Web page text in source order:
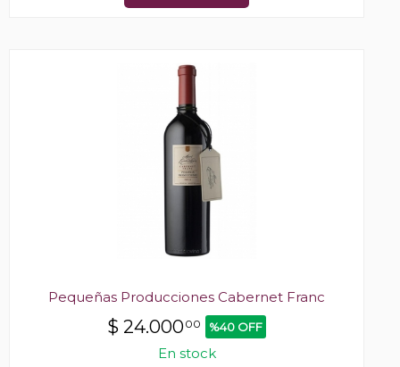
Pequeñas Producciones Cabernet Franc
$ 24.00000 %40 OFF
En stock